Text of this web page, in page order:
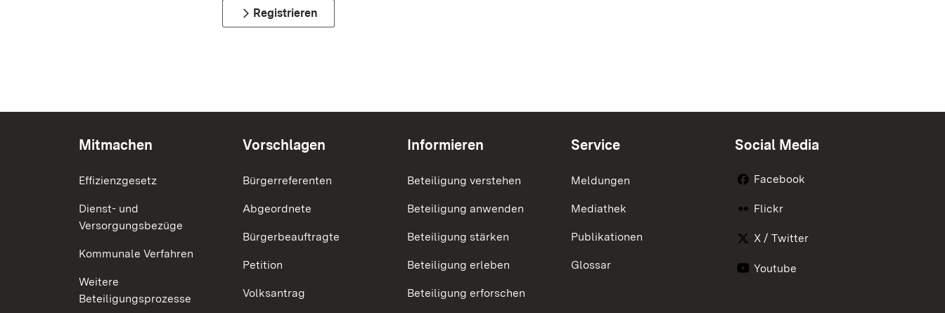
Registrieren
Mitmachen
Effizienzgesetz
Dienst- und
Versorgungsbezüge
Kommunale Verfahren
Weitere
Beteiligungsprozesse
Vorschlagen
Bürgerreferenten
Abgeordnete
Bürgerbeauftragte
Petition
Volksantrag
Informieren
Beteiligung verstehen
Beteiligung anwenden
Beteiligung stärken
Beteiligung erleben
Beteiligung erforschen
Service
Meldungen
Mediathek
Publikationen
Glossar
Social Media
Facebook
Flickr
X / Twitter
Youtube